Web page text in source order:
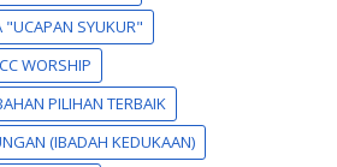
"UCAPAN SYUKUR"
WORSHIP
PILIHAN TERBAIK
(IBADAH KEDUKAAN)